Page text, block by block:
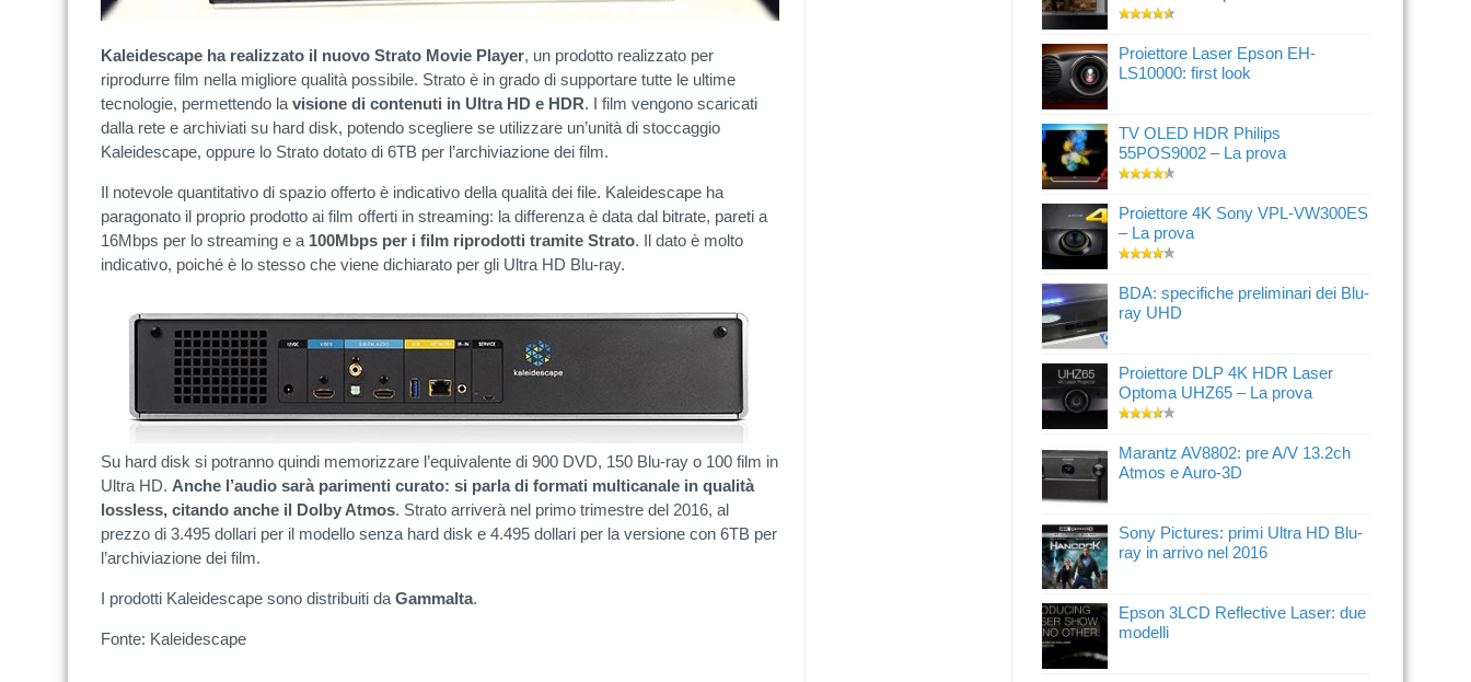
Kaleidescape ha realizzato il nuovo Strato Movie Player, un prodotto realizzato per
riprodurre film nella migliore qualità possibile. Strato è in grado di supportare tutte le ultime
tecnologie, permettendo la visione di contenuti in Ultra HD e HDR. I film vengono scaricati
dalla rete e archiviati su hard disk, potendo scegliere se utilizzare un’unità di stoccaggio
Kaleidescape, oppure lo Strato dotato di 6TB per l’archiviazione dei film.
Il notevole quantitativo di spazio offerto è indicativo della qualità dei file. Kaleidescape ha
paragonato il proprio prodotto ai film offerti in streaming: la differenza è data dal bitrate, pareti a
16Mbps per lo streaming e a 100Mbps per i film riprodotti tramite Strato. Il dato è molto
indicativo, poiché è lo stesso che viene dichiarato per gli Ultra HD Blu-ray.
Su hard disk si potranno quindi memorizzare l’equivalente di 900 DVD, 150 Blu-ray o 100 film in
Ultra HD. Anche l’audio sarà parimenti curato: si parla di formati multicanale in qualità
lossless, citando anche il Dolby Atmos. Strato arriverà nel primo trimestre del 2016, al
prezzo di 3.495 dollari per il modello senza hard disk e 4.495 dollari per la versione con 6TB per
l’archiviazione dei film.
I prodotti Kaleidescape sono distribuiti da Gammalta.
Fonte: Kaleidescape
Proiettore Laser Epson EH-
LS10000: first look
TV OLED HDR Philips
55POS9002 – La prova
Proiettore 4K Sony VPL-VW300ES
– La prova
BDA: specifiche preliminari dei Blu-
ray UHD
Proiettore DLP 4K HDR Laser
Optoma UHZ65 – La prova
Marantz AV8802: pre A/V 13.2ch
Atmos e Auro-3D
Sony Pictures: primi Ultra HD Blu-
ray in arrivo nel 2016
Epson 3LCD Reflective Laser: due
modelli